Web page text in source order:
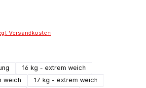
Versandkosten
16 kg - extrem weich
weich
17 kg - extrem weich